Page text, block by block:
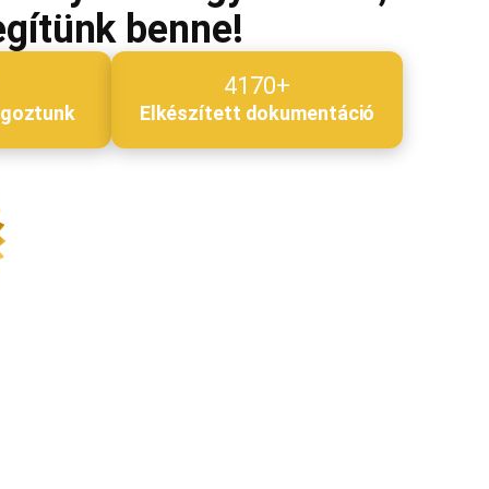
benne!
4170+
Elkészített dokumentáció